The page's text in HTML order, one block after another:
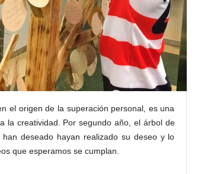
el origen de la superación personal, es una
la creatividad. Por segundo año, el árbol de
deseado hayan realizado su deseo y lo
que esperamos se cumplan.